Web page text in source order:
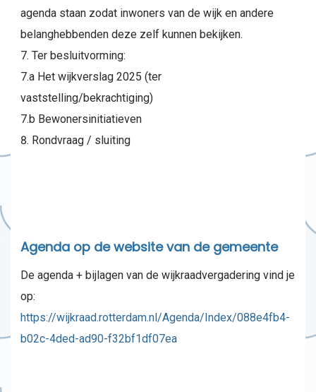
agenda staan zodat inwoners van de wijk en andere
belanghebbenden deze zelf kunnen bekijken.
Ter besluitvorming:
7.a Het wijkverslag 2025 (ter
vaststelling/bekrachtiging)
7.b Bewonersinitiatieven
Rondvraag / sluiting
Agenda op de website van de gemeente
De agenda + bijlagen van de wijkraadvergadering vind je
op:
https://wijkraad.rotterdam.nl/Agenda/Index/088e4fb4-
b02c-4ded-ad90-f32bf1df07ea